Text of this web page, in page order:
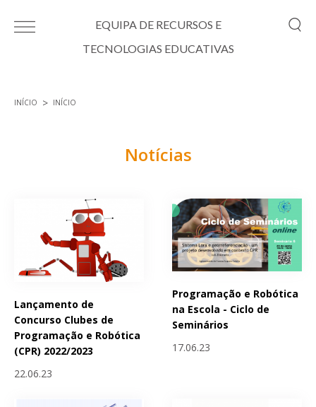
EQUIPA DE RECURSOS E
TECNOLOGIAS EDUCATIVAS
INÍCIO INÍCIO
Notícias
Lançamento de
Concurso Clubes de
Programação e Robótica
(CPR) 2022/2023
22.06.23
Programação e Robótica
na Escola - Ciclo de
Seminários
17.06.23
Páginas